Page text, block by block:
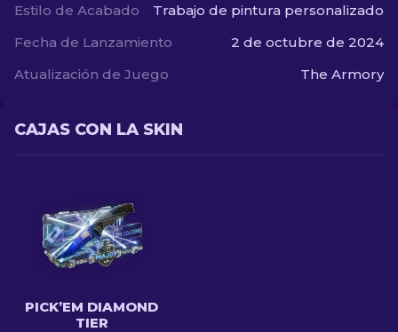
Estilo de Acabado
Trabajo de pintura personalizado
Fecha de Lanzamiento
2 de octubre de 2024
Atualización de Juego
The Armory
CAJAS CON LA SKIN
PICK’EM DIAMOND
TIER